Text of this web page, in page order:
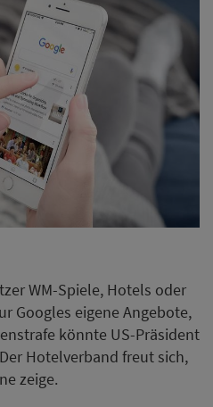
WM-Spiele, Hotels oder
Googles eigene Angebote,
könnte US-Präsident
Hotelverband freut sich,
zeige.